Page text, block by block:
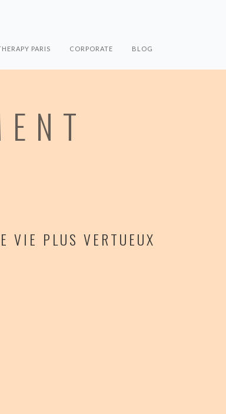
PARIS CORPORATE BLOG
VIE PLUS VERTUEUX